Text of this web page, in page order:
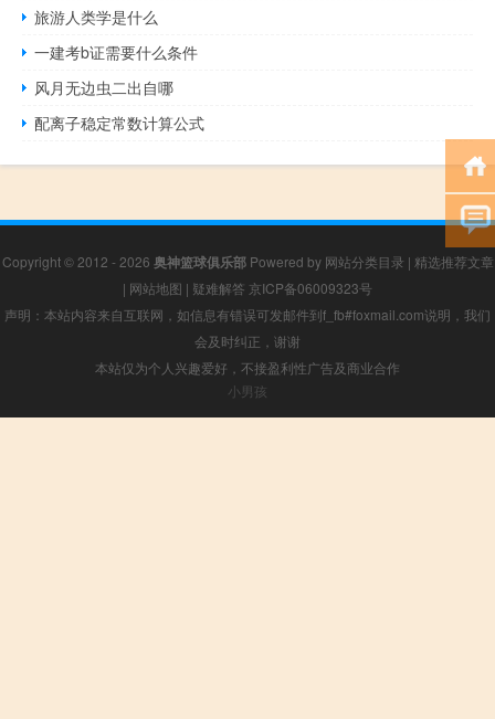
旅游人类学是什么
一建考b证需要什么条件
风月无边虫二出自哪
配离子稳定常数计算公式
Copyright © 2012 - 2026 奥神篮球俱乐部Powered by 网站分类目录 | 精选推荐文章
| 网站地图 | 疑难解答 京ICP备06009323号
声明：本站内容来自互联网，如信息有错误可发邮件到f_fb#foxmail.com说明，我们
会及时纠正，谢谢
本站仅为个人兴趣爱好，不接盈利性广告及商业合作
小男孩